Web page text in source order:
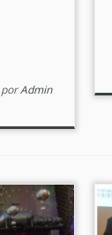
porAdmin